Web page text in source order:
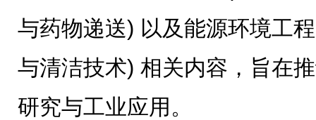
与药物递送) 以及能源环境工
与清洁技术) 相关内容，旨在
研究与工业应用。